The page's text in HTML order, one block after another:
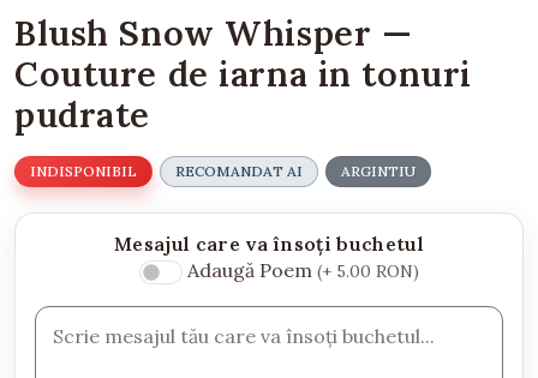
Blush Snow Whisper —
Couture de iarna in tonuri
pudrate
INDISPONIBIL RECOMANDAT AI ARGINTIU
Mesajul care va însoți buchetul
Adaugă Poem (+ 5.00 RON)